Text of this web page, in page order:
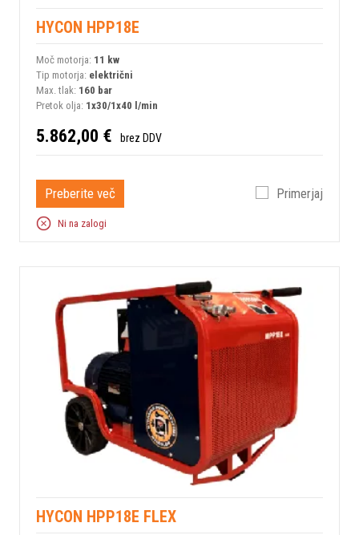
HYCON HPP18E
Moč motorja: 11 kw
Tip motorja: električni
Max. tlak: 160 bar
Pretok olja: 1x30/1x40 l/min
5.862,00 € brez DDV
Preberite več Primerjaj
Ni na zalogi
HYCON HPP18E FLEX